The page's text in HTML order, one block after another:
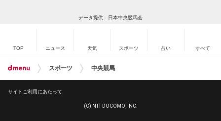
データ提供：日本中央競馬会
TOP ニュース 天気 スポーツ 占い すべて
スポーツ 中央競馬
サイトご利用にあたって
(C) NTT DOCOMO, INC.